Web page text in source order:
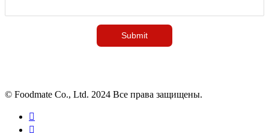
© Foodmate Co., Ltd. 2024 Все права защищены.

